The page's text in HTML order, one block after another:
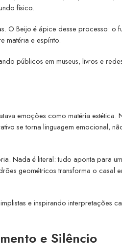
físico.
O Beijo é ápice desse processo: o
matéria e espírito.
públicos em museus, livros e
emoções como matéria estética.
se torna linguagem emocional,
Nada é literal: tudo aponta para um
geométricos transforma o casal
e inspirando interpretações
e Silêncio